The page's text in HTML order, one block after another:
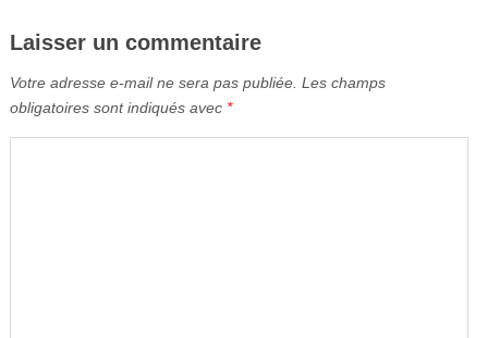
Laisser un commentaire
Votre adresse e-mail ne sera pas publiée. Les champs
obligatoires sont indiqués avec *